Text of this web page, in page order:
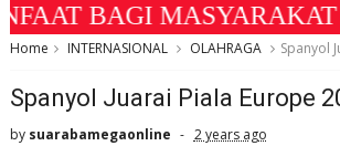
MASYARAKAT "
Home INTERNASIONAL OLAHRAGA Spanyol
Spanyol Juarai Piala Europe
by suarabamegaonline 2 years ago